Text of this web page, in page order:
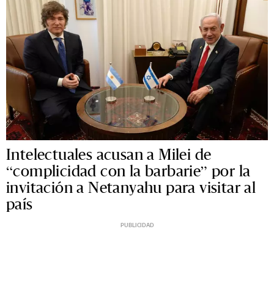
Intelectuales acusan a Milei de
“complicidad con la barbarie” por la
invitación a Netanyahu para visitar al
país